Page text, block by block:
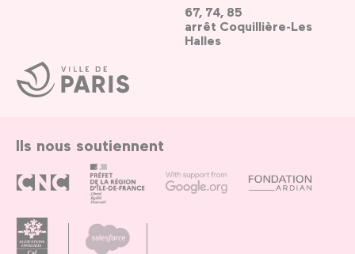
Ville
de
Paris
67, 74, 85
arrêt Coquillière-Les
Halles
Ils nous soutiennent